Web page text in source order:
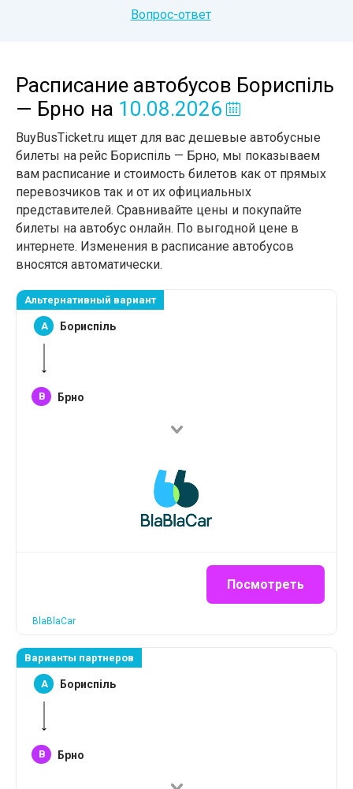
Вопрос-ответ
Расписание автобусов Бориспіль
— Брно на 10.08.2026
BuyBusTicket.ru ищет для вас дешевые автобусные
билеты на рейс Бориспіль — Брно, мы показываем
вам расписание и стоимость билетов как от прямых
перевозчиков так и от их официальных
представителей. Сравнивайте цены и покупайте
билеты на автобус онлайн. По выгодной цене в
интернете. Изменения в расписание автобусов
вносятся автоматически.
Альтернативный вариант
A Бориспіль
B Брно
Посмотреть
BlaBlaCar
Варианты партнеров
A Бориспіль
B Брно